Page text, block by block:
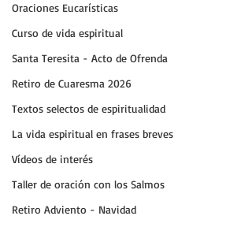
Oraciones Eucarísticas
Curso de vida espiritual
Santa Teresita - Acto de Ofrenda
Retiro de Cuaresma 2026
Textos selectos de espiritualidad
La vida espiritual en frases breves
Vídeos de interés
Taller de oración con los Salmos
Retiro Adviento - Navidad